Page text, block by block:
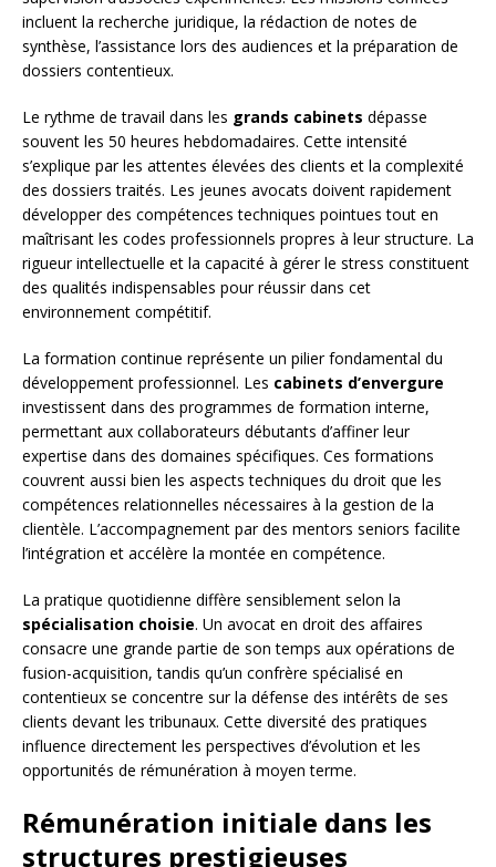
incluent la recherche juridique, la rédaction de notes de
synthèse, l’assistance lors des audiences et la préparation de
dossiers contentieux.
Le rythme de travail dans les grands cabinets dépasse
souvent les 50 heures hebdomadaires. Cette intensité
s’explique par les attentes élevées des clients et la complexité
des dossiers traités. Les jeunes avocats doivent rapidement
développer des compétences techniques pointues tout en
maîtrisant les codes professionnels propres à leur structure. La
rigueur intellectuelle et la capacité à gérer le stress constituent
des qualités indispensables pour réussir dans cet
environnement compétitif.
La formation continue représente un pilier fondamental du
développement professionnel. Les cabinets d’envergure
investissent dans des programmes de formation interne,
permettant aux collaborateurs débutants d’affiner leur
expertise dans des domaines spécifiques. Ces formations
couvrent aussi bien les aspects techniques du droit que les
compétences relationnelles nécessaires à la gestion de la
clientèle. L’accompagnement par des mentors seniors facilite
l’intégration et accélère la montée en compétence.
La pratique quotidienne diffère sensiblement selon la
spécialisation choisie. Un avocat en droit des affaires
consacre une grande partie de son temps aux opérations de
fusion-acquisition, tandis qu’un confrère spécialisé en
contentieux se concentre sur la défense des intérêts de ses
clients devant les tribunaux. Cette diversité des pratiques
influence directement les perspectives d’évolution et les
opportunités de rémunération à moyen terme.
Rémunération initiale dans les
structures prestigieuses